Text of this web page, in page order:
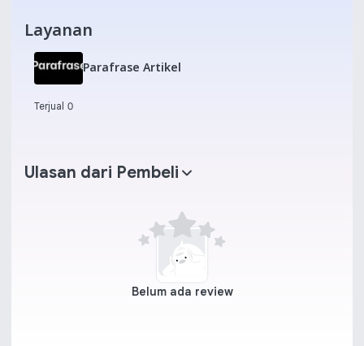
Layanan
Parafrase Artikel
Terjual 0
Ulasan dari Pembeli
Belum ada review